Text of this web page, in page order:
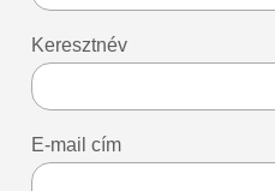
Keresztnév
E-mail cím